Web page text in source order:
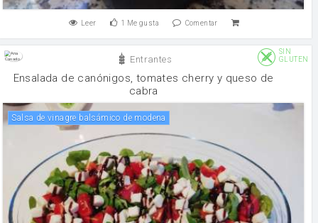
Leer 1 Me gusta Comentar
Entrantes
SIN
GLUTEN
Ensalada de canónigos, tomates cherry y queso de
cabra
Salsa de vinagre balsámico de modena